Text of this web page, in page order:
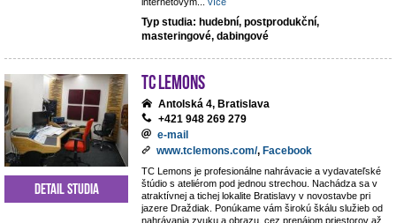
Typ studia: hudební, postprodukční,
masteringové, dabingové
TC Lemons
Antolská 4, Bratislava
+421 948 269 279
e-mail
www.tclemons.com/, Facebook
TC Lemons je profesionálne nahrávacie a vydavateľské
štúdio s ateliérom pod jednou strechou. Nachádza sa v
atraktívnej a tichej lokalite Bratislavy v novostavbe pri
jazere Draždiak. Ponúkame vám širokú škálu služieb od
nahrávania zvuku a obrazu, cez prenájom priestorov až
Detail studia